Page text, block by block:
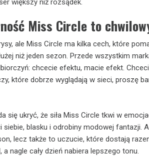
Miss Circle to
ale Miss Circle ma kilka cech, które
niż jeden sezon. Przede wszystkim
chcecie efektu, macie efekt.
które dobrze wyglądają w sieci, proszę
się ukryć, że siła Miss Circle tkwi w
blasku i odrobiny modowej fantazji.
lecz także to uczucie, które dostają
a nagle cały dzień nabiera lepszego tonu.